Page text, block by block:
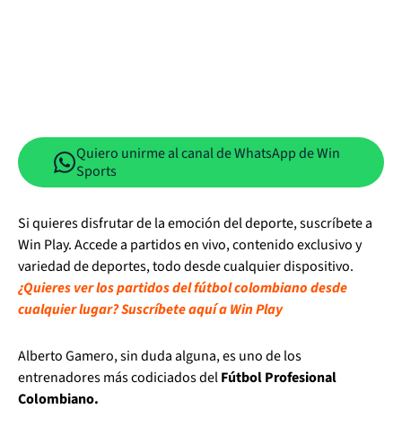
Quiero unirme al canal de WhatsApp de Win
Sports
Si quieres disfrutar de la emoción del deporte, suscríbete a
Win Play. Accede a partidos en vivo, contenido exclusivo y
variedad de deportes, todo desde cualquier dispositivo.
¿Quieres ver los partidos del fútbol colombiano desde
cualquier lugar? Suscríbete aquí a Win Play
Alberto Gamero, sin duda alguna, es uno de los
entrenadores más codiciados delFútbol Profesional
Colombiano.